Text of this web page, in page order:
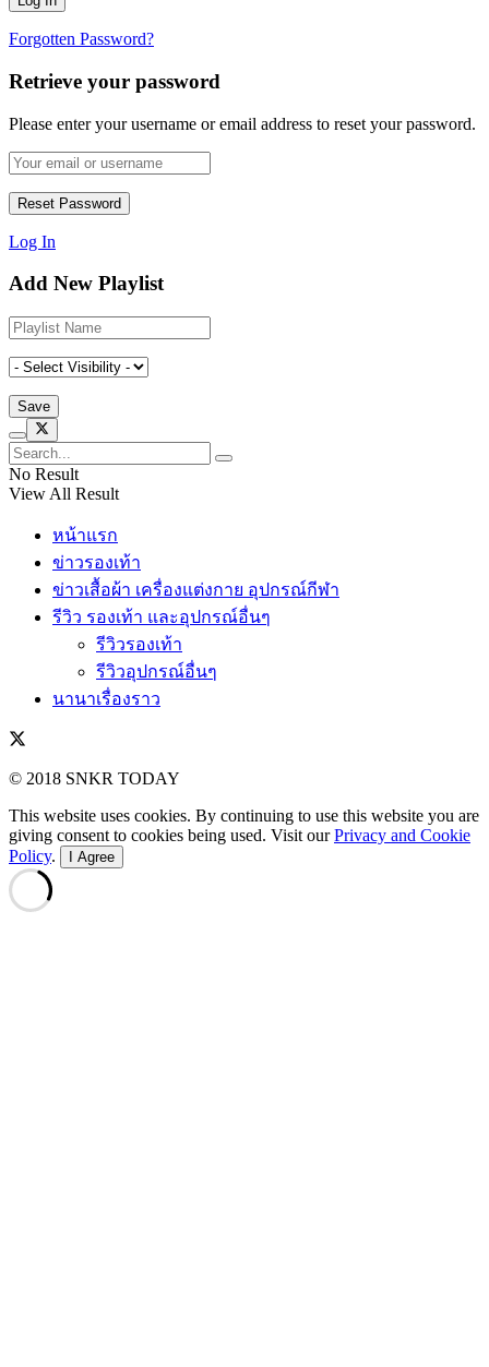
Forgotten Password?
Retrieve your password
Please enter your username or email address to reset your password.
Log In
Add New Playlist
No Result
View All Result
หน้าแรก
ข่าวรองเท้า
ข่าวเสื้อผ้า เครื่องแต่งกาย อุปกรณ์กีฬา
รีวิว รองเท้า และอุปกรณ์อื่นๆ
รีวิวรองเท้า
รีวิวอุปกรณ์อื่นๆ
นานาเรื่องราว
© 2018 SNKR TODAY
This website uses cookies. By continuing to use this website you are
giving consent to cookies being used. Visit ourPrivacy and Cookie
Policy. I Agree